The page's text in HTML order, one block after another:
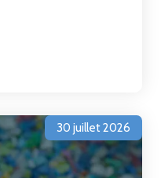
30 juillet 2026